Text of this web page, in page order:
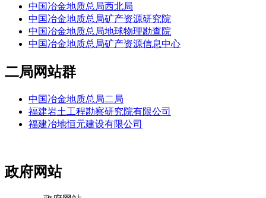
中国冶金地质总局西北局
中国冶金地质总局矿产资源研究院
中国冶金地质总局地球物理勘查院
中国冶金地质总局矿产资源信息中心
二局网站群
中国冶金地质总局二局
福建岩土工程勘察研究院有限公司
福建冶地恒元建设有限公司
政府网站